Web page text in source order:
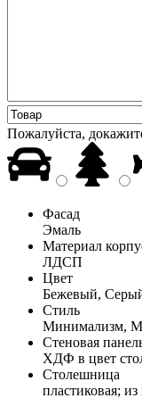
Пожалуйста,
Фасад
Эмаль
Материал
ЛДСП
Цвет
Бежевый,
Стиль
Минимализм,
Стеновая
ХДФ в цвет
Столешница
пластиковая;